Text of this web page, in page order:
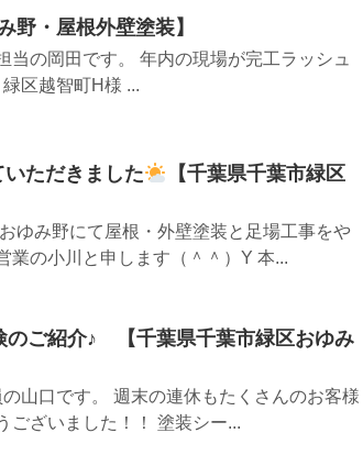
野・屋根外壁塗装】
当の岡田です。 年内の現場が完工ラッシュ
区越智町H様 ...
ただきました
【千葉県千葉市緑区
ゆみ野にて屋根・外壁塗装と足場工事をや
小川と申します（＾＾）Y 本...
のご紹介♪ 【千葉県千葉市緑区おゆみ
山口です。 週末の連休もたくさんのお客様
ございました！！ 塗装シー...